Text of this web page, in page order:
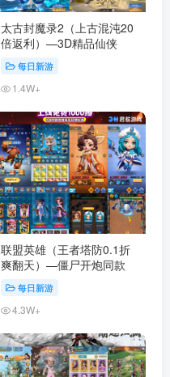
太古封魔录2（上古混沌20
倍返利）—3D精品仙侠
每日新游
1.4W+
联盟英雄（王者塔防0.1折
爽翻天）—僵尸开炮同款
每日新游
4.3W+